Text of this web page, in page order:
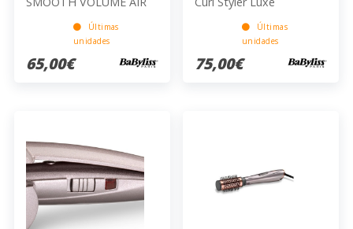
Últimas
unidades
65,00€
Últimas
unidades
75,00€